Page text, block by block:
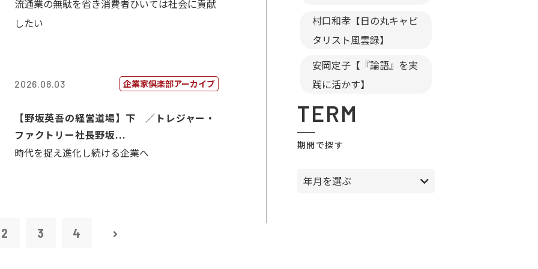
流通業の無駄を省き消費者ひいては社会に貢献
したい
2026.08.03 企業家倶楽部アーカイブ
【野坂英吾の経営道場】下 ／トレジャー・
ファクトリー社長野坂...
時代を捉え進化し続ける企業へ
2 3 4
村口和孝【日の丸キャピ
タリスト風雲録】
安岡定子【『論語』を実
践に活かす】
TERM
期間で探す
年月を選ぶ